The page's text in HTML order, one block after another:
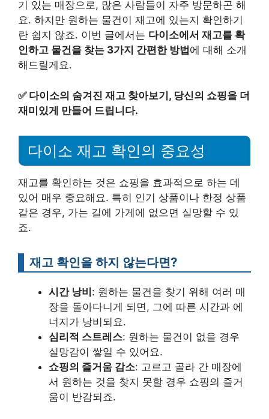
기 있는 매장으로, 많은 사람들이 자주 방문하곤 해
요. 하지만 원하는 물건이 재고에 있는지 확인하기
란 쉽지 않죠. 이번 글에서는 다이소에서 재고를 확
인하고 물건을 찾는 3가지 간편한 방법 에 대해 소개
해드릴게요.
✅ 다이소의 숨겨진 재고 찾아보기, 당신의 쇼핑을 더
재미있게 만들어 드립니다.
다이소 재고 확인의 중요성
재고를 확인하는 것은 쇼핑을 효과적으로 하는 데
있어 매우 중요해요. 특히 인기 상품이나 한정 상품
같은 경우, 가는 길에 가게에 없으면 실망할 수 있
죠.
재고 확인을 하지 않는다면?
시간 낭비 : 원하는 물건을 찾기 위해 여러 매
장을 돌아다니게 되면, 그에 따른 시간과 에
너지가 낭비되요.
심리적 스트레스: 원하는 물건이 없을 경우
실망감이 쌓일 수 있어요.
쇼핑의 즐거움 감소: 고르고 골라 간 매장에
서 원하는 것을 찾지 못할 경우 쇼핑의 즐거
움이 반감되죠.